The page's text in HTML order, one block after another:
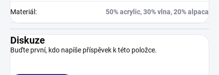
Materiál : 50% acrylic, 30% vlna, 20% alpaca
Diskuze
Buďte první, kdo napíše příspěvek k této položce.